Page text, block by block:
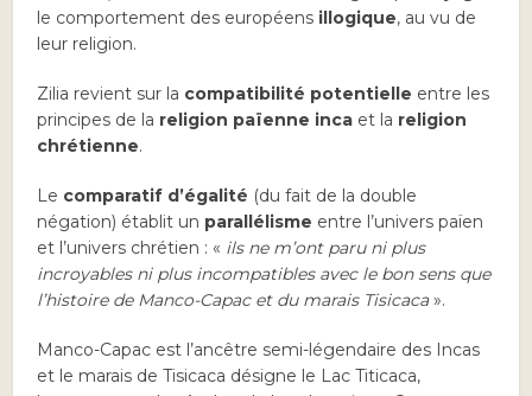
le comportement des européens illogique, au vu de
leur religion.
Zilia revient sur la compatibilité potentielle entre les
principes de la religion païenne inca et la religion
chrétienne.
Le comparatif d’égalité (du fait de la double
négation) établit un parallélisme entre l’univers païen
et l’univers chrétien : « ils ne m’ont paru ni plus
incroyables ni plus incompatibles avec le bon sens que
l’histoire de Manco-Capac et du marais Tisicaca».
Manco-Capac est l’ancêtre semi-légendaire des Incas
et le marais de Tisicaca désigne le Lac Titicaca,